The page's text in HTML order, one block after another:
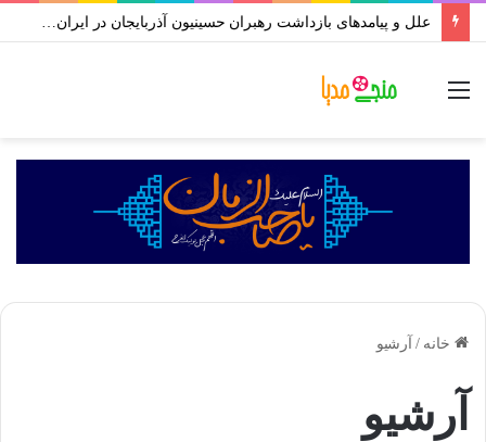
علل و پیامدهای بازداشت رهبران حسینیون آذربایجان در ایران | علی اکبر رائفی پور
خانه / آرشیو
آرشیو